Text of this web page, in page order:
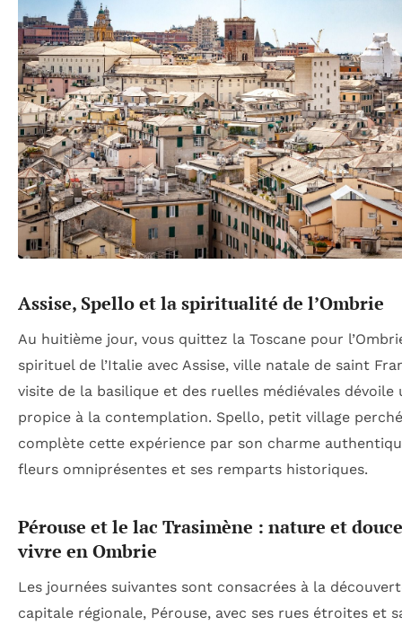
Assise, Spello et la spiritualité de l’Ombrie
Au huitième jour, vous quittez la Toscane pour
spirituel de l’Italie avec Assise, ville natale de saint
visite de la basilique et des ruelles médiévales dévoile
propice à la contemplation. Spello, petit village
complète cette expérience par son charme
fleurs omniprésentes et ses remparts historiques.
Pérouse et le lac Trasimène : nature et
vivre en Ombrie
Les journées suivantes sont consacrées à la
capitale régionale, Pérouse, avec ses rues étroites et